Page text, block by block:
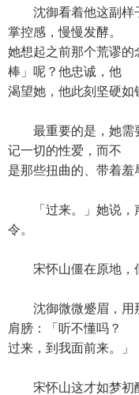
沈御看着他这副样
掌控感，慢慢发酵。
她想起之前那个荒谬
棒」呢？他忠诚，他
渴望她，他此刻坚硬
最重要的是，她需
记一切的性爱，而不
是那些扭曲的、带着羞
「过来。」她说，
令。
宋怀山僵在原地，
沈御微微蹙眉，用
肩膀：「听不懂吗？
过来，到我面前来。」
宋怀山这才如梦初